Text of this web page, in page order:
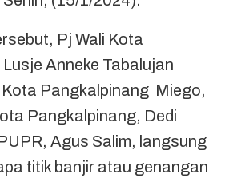
Pj Wali Kota
Anneke Tabalujan
Kota Pangkalpinang Miego,
Pangkalpinang, Dedi
Agus Salim, langsung
titik banjir atau genangan